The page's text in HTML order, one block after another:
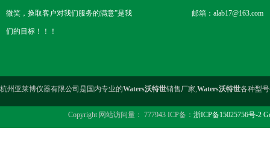
微笑，换取客户对我们服务的满意”是我
们的目标！！！
邮箱：alab17@163.com
杭州亚莱博仪器有限公司是国内专业的Waters沃特世销售厂家, Waters沃特世各种型
Copyright 网站访问量： 777943 ICP备： 浙ICP备15025756号-2